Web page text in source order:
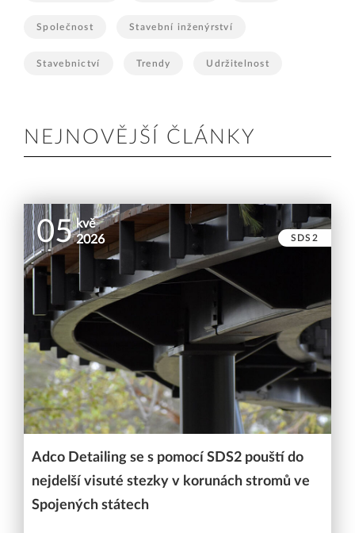
Společnost Stavební inženýrství
Stavebnictví Trendy Udržitelnost
NEJNOVĚJŠÍ ČLÁNKY
05 kvě
2026
SDS2
Adco Detailing se s pomocí SDS2 pouští do
nejdelší visuté stezky v korunách stromů ve
Spojených státech